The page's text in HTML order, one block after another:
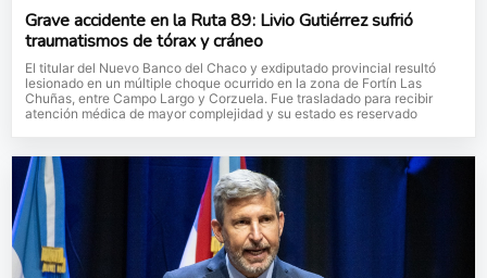
Grave accidente en la Ruta 89: Livio Gutiérrez sufrió
traumatismos de tórax y cráneo
El titular del Nuevo Banco del Chaco y exdiputado provincial resultó
lesionado en un múltiple choque ocurrido en la zona de Fortín Las
Chuñas, entre Campo Largo y Corzuela. Fue trasladado para recibir
atención médica de mayor complejidad y su estado es reservado